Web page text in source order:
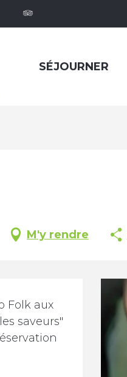
SÉJOURNER
M'y rendre
Folk aux
saveurs"